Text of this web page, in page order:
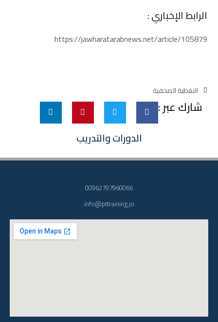
الدورات والتدريب
الرابط الإخباري :
https://jawharatarabnews.net/article/105879
التغطية الصحفية
شارك عبر :
00962797960066
info@pttraining.jo